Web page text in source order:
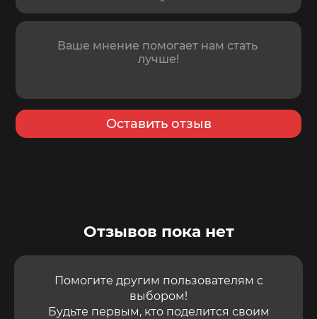
Отзыв
Оставить отзыв
Отзывов пока нет
Помогите другим пользователям с
выбором!
Будьте первым, кто поделится своим